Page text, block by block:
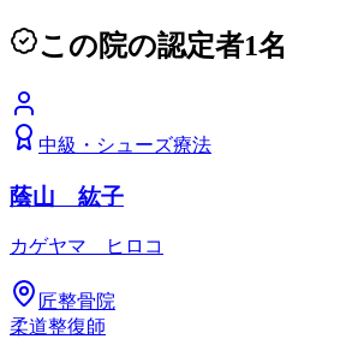
この院の認定者1名
中級 ・ シューズ療法
蔭山 紘子
カゲヤマ ヒロコ
匠整骨院
柔道整復師